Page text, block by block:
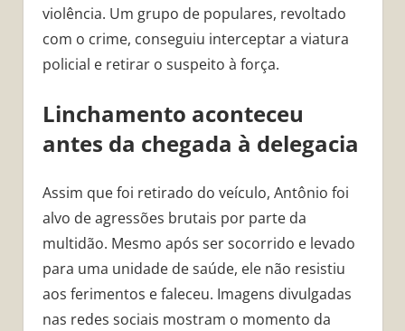
violência. Um grupo de populares, revoltado
com o crime, conseguiu interceptar a viatura
policial e retirar o suspeito à força.
Linchamento aconteceu
antes da chegada à delegacia
Assim que foi retirado do veículo, Antônio foi
alvo de agressões brutais por parte da
multidão. Mesmo após ser socorrido e levado
para uma unidade de saúde, ele não resistiu
aos ferimentos e faleceu. Imagens divulgadas
nas redes sociais mostram o momento da